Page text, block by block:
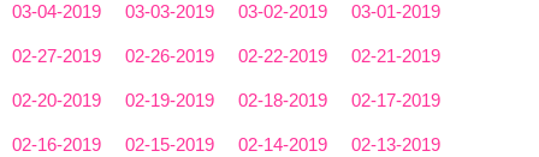
03-04-2019 03-03-2019 03-02-2019 03-01-2019
02-27-2019 02-26-2019 02-22-2019 02-21-2019
02-20-2019 02-19-2019 02-18-2019 02-17-2019
02-16-2019 02-15-2019 02-14-2019 02-13-2019